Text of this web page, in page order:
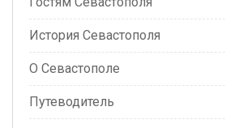
История Севастополя
О Севастополе
Путеводитель